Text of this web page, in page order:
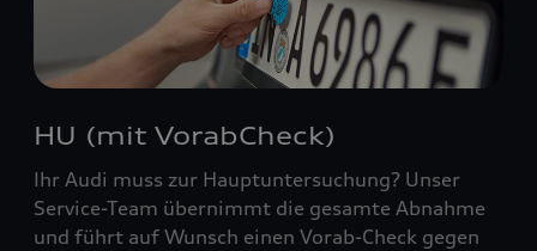
HU (mit VorabCheck)
Ihr Audi muss zur Hauptuntersuchung? Unser
Service-Team übernimmt die gesamte Abnahme
und führt auf Wunsch einen Vorab-Check gegen